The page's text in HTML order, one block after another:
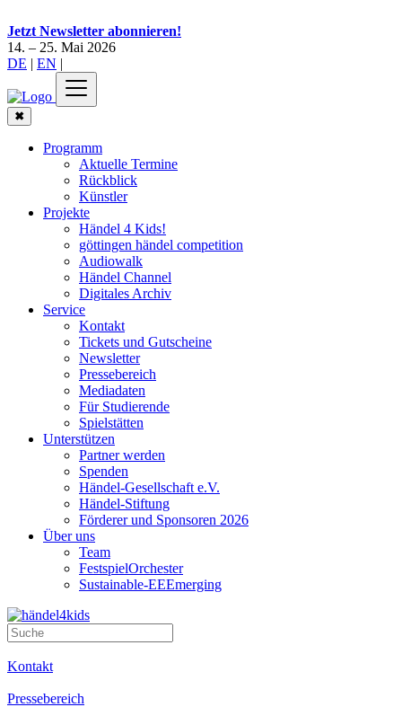
Jetzt Newsletter abonnieren!
14. – 25. Mai 2026
DE | EN |
✖
Programm
Aktuelle Termine
Rückblick
Künstler
Projekte
Händel 4 Kids!
göttingen händel competition
Audiowalk
Händel Channel
Digitales Archiv
Service
Kontakt
Tickets und Gutscheine
Newsletter
Pressebereich
Mediadaten
Für Studierende
Spielstätten
Unterstützen
Partner werden
Spenden
Händel-Gesellschaft e.V.
Händel-Stiftung
Förderer und Sponsoren 2026
Über uns
Team
FestspielOrchester
Sustainable-EEEmerging
Kontakt
Pressebereich